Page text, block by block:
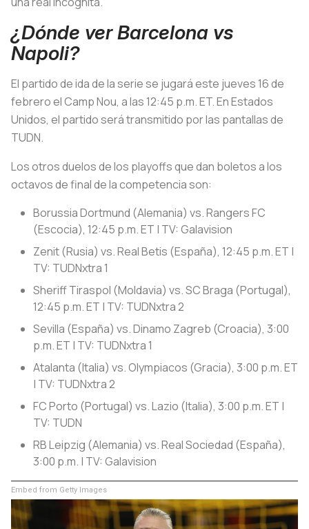
¿Dónde ver Barcelona vs
Napoli?
El partido de ida de la serie se jugará este jueves 16 de
febrero el Camp Nou, a las 12:45 p.m. ET. En Estados
Unidos, el partido será transmitido por las pantallas de
TUDN.
Los otros duelos de los playoffs que dan boletos a los
octavos de final de la competencia son:
Borussia Dortmund (Alemania) vs. Rangers FC
(Escocia), 12:45 p.m. ET | TV: Galavision
Zenit (Rusia) vs. Real Betis (España), 12:45 p.m. ET |
TV: TUDNxtra 1
Sheriff Tiraspol (Moldavia) vs. SC Braga (Portugal),
12:45 p.m. ET | TV: TUDNxtra 2
Sevilla (España) vs. Dinamo Zagreb (Croacia), 3:00
p.m. ET | TV: TUDNxtra 1
Atalanta (Italia) vs. Olympiacos (Gracia), 3:00 p.m. ET
| TV: TUDNxtra 2
FC Porto (Portugal) vs. Lazio (Italia), 3:00 p.m. ET |
TV: TUDN
RB Leipzig (Alemania) vs. Real Sociedad (España),
3:00 p.m. | TV: Galavision
Embed from Getty Images